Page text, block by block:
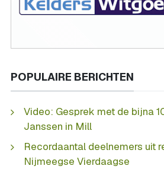
POPULAIRE BERICHTEN
Video: Gesprek met de bijna
Janssen in Mill
Recordaantal deelnemers uit
Nijmeegse Vierdaagse